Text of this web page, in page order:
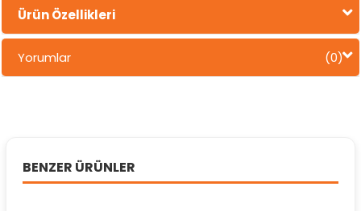
Ürün Özellikleri
Yorumlar (0)
BENZER ÜRÜNLER